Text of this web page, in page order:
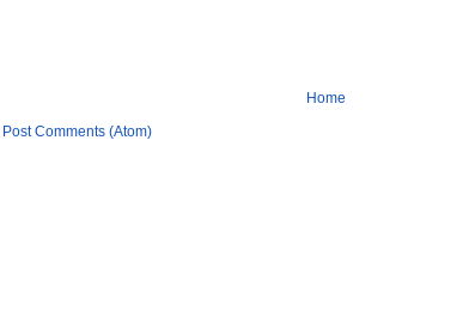
Home
Post Comments (Atom)